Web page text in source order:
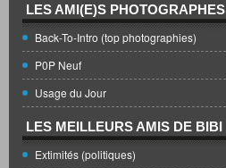
LES AMI(E)S PHOTOGRAPHES
Back-To-Intro (top photographies)
P0P Neuf
Usage du Jour
LES MEILLEURS AMIS DE BIBI
Extimités (politiques)